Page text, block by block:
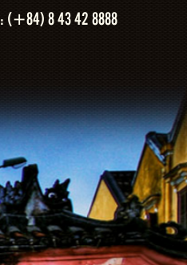
(+84) 8 43 42 8888